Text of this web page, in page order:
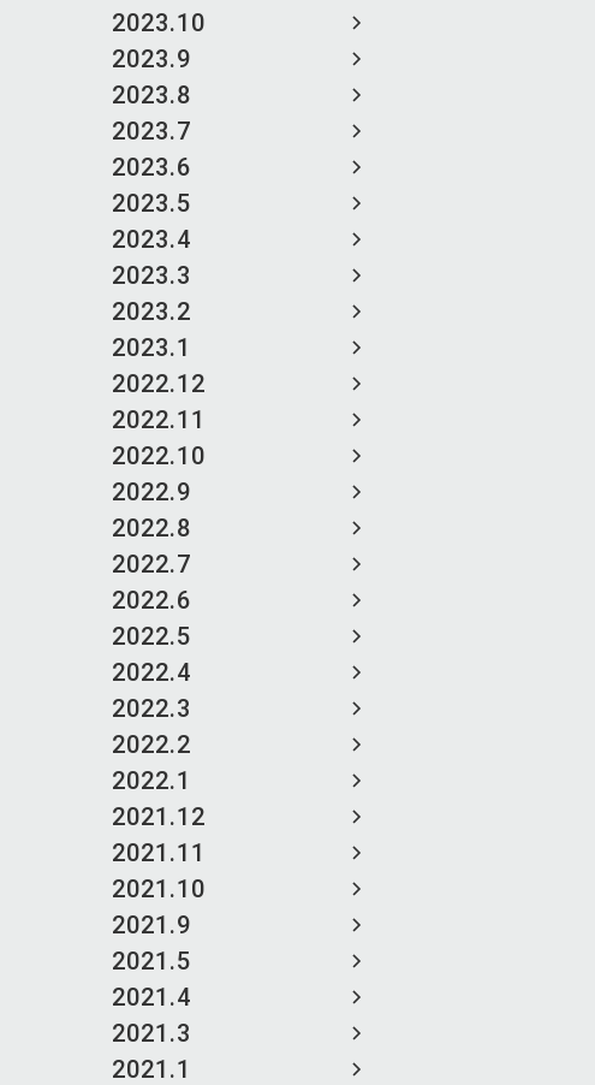
2023.10
2023.9
2023.8
2023.7
2023.6
2023.5
2023.4
2023.3
2023.2
2023.1
2022.12
2022.11
2022.10
2022.9
2022.8
2022.7
2022.6
2022.5
2022.4
2022.3
2022.2
2022.1
2021.12
2021.11
2021.10
2021.9
2021.5
2021.4
2021.3
2021.1